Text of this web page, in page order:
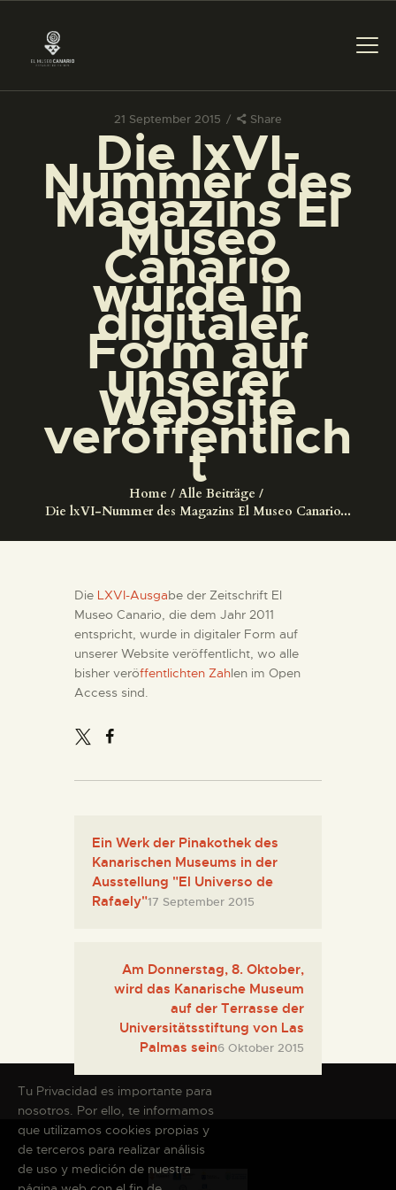
21 September 2015 Share
Die lxVI-
Nummer des
Magazins El
Museo
Canario
wurde in
digitaler
Form auf
unserer
Website
veröffentlich
t
Home
Alle Beiträge
Die lxVI-Nummer des Magazins El Museo Canario...
DAS MUSEUM
DIENSTLEISTUNGEN
DIGITALE RESSOURCEN
DEUTSCH
DAS MUSEUM
DIENSTLEISTUNGEN
DIGITALE RESSOURCEN
DEUTSCH
Die LXVI-Ausgabe der Zeitschrift El
Museo Canario, die dem Jahr 2011
entspricht, wurde in digitaler Form auf
unserer Website veröffentlicht, wo alle
bisher veröffentlichten Zahlen im Open
Access sind.
Ein Werk der Pinakothek des
Kanarischen Museums in der
Ausstellung "El Universo de
Rafaely"17 September 2015
Am Donnerstag, 8. Oktober,
wird das Kanarische Museum
auf der Terrasse der
Universitätsstiftung von Las
Palmas sein6 Oktober 2015
Tu Privacidad es importante para
nosotros. Por ello, te informamos
que utilizamos cookies propias y
de terceros para realizar análisis
de uso y medición de nuestra